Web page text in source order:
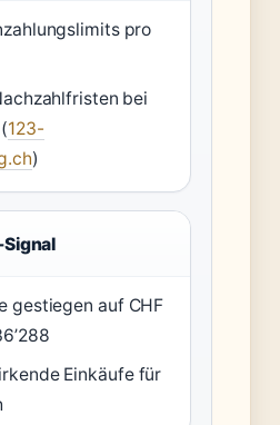
pro
bei
123-
)
gestiegen auf CHF
Einkäufe für